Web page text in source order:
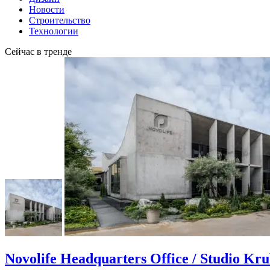
Новости
Строительство
Технологии
Сейчас в тренде
Novolife Headquarters Office / Studio